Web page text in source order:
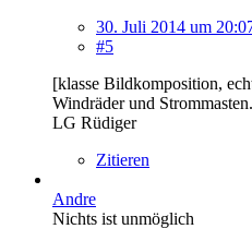
30. Juli 2014 um
#5
[klasse Bildkomposition,
Windräder und
LG Rüdiger
Zitieren
Andre
Nichts ist unmöglich